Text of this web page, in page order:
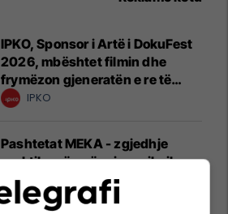
IPKO, Sponsor i Artë i DokuFest
2026, mbështet filmin dhe
frymëzon gjeneratën e re të
krijuesve
IPKO
Pashtetat MEKA - zgjedhje
praktike për mëngjes, piknik
dhe rrugë
MEKA HALAL FOOD